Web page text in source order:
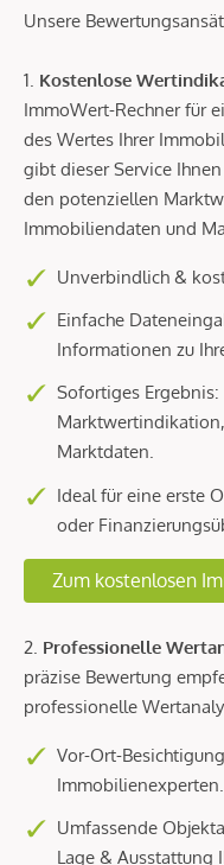
Unsere
1. Kostenlose
ImmoWert-Rechner für
des Wertes Ihrer
gibt dieser Service
den potenziellen
Immobiliendaten und
Unverbindlich &
Einfache
Informationen zu
Sofortiges
Marktdaten.
Ideal für eine erste
oder
Zum kostenlosen
2. Professionelle
präzise Bewertung
professionelle
Vor-Ort-
Immobilienexperten.
Umfassende
Lage & Ausstattung